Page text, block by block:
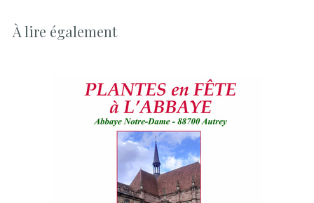
À lire également